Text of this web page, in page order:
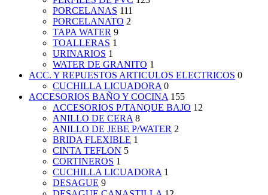
PORCELANAS 111
PORCELANATO 2
TAPA WATER 9
TOALLERAS 1
URINARIOS 1
WATER DE GRANITO 1
ACC. Y REPUESTOS ARTICULOS ELECTRICOS 0
CUCHILLA LICUADORA 0
ACCESORIOS BAÑO Y COCINA 155
ACCESORIOS P/TANQUE BAJO 12
ANILLO DE CERA 8
ANILLO DE JEBE P/WATER 2
BRIDA FLEXIBLE 1
CINTA TEFLON 5
CORTINEROS 1
CUCHILLA LICUADORA 1
DESAGUE 9